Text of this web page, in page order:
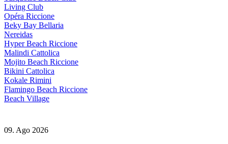
Living Club
Opéra Riccione
Beky Bay Bellaria
Nereidas
Hyper Beach Riccione
Malindi Cattolica
Mojito Beach Riccione
Bikini Cattolica
Kokale Rimini
Flamingo Beach Riccione
Beach Village
09. Ago 2026